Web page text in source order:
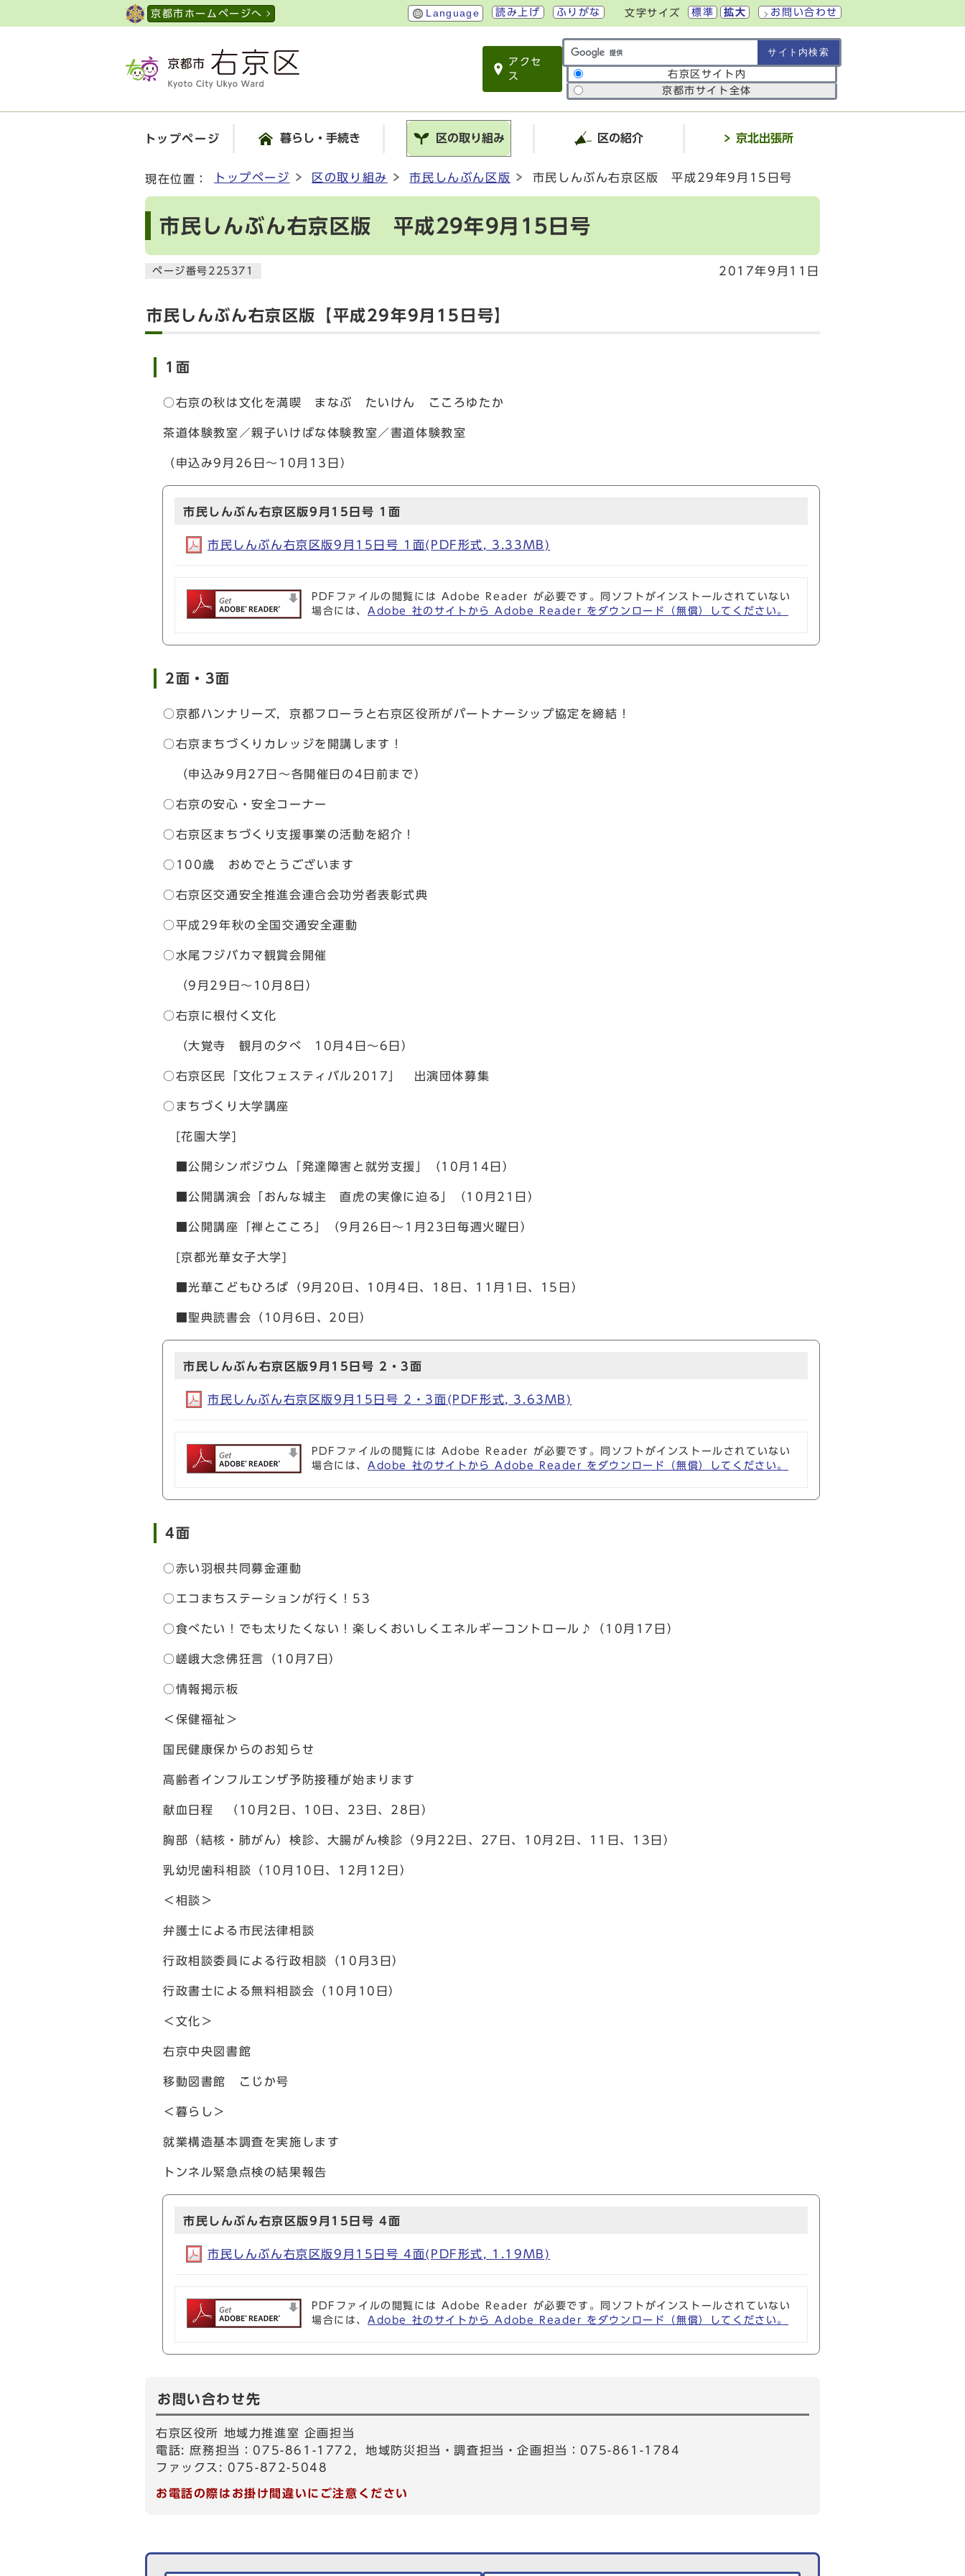
京都市ホームページへ Language 読み上げ ふりがな 文字サイズ 標準 拡大 お問い合わせ
アクセ
ス
サイト内検索の範囲 右京区サイト内
京都市サイト全体
トップページ 暮らし・手続き 区の取り組み 区の紹介 京北出張所
現在位置： トップページ 区の取り組み 市民しんぶん区版 市民しんぶん右京区版 平成29年9月15日号
市民しんぶん右京区版 平成29年9月15日号
ページ番号225371 2017年9月11日
市民しんぶん右京区版【平成29年9月15日号】
1面
○右京の秋は文化を満喫 まなぶ たいけん こころゆたか
茶道体験教室／親子いけばな体験教室／書道体験教室
（申込み9月26日～10月13日）
市民しんぶん右京区版9月15日号 1面
市民しんぶん右京区版9月15日号 1面(PDF形式, 3.33MB)
PDFファイルの閲覧には Adobe Reader が必要です。同ソフトがインストールされていない
場合には、 Adobe 社のサイトから Adobe Reader をダウンロード（無償）してください。
2面・3面
○京都ハンナリーズ，京都フローラと右京区役所がパートナーシップ協定を締結！
○右京まちづくりカレッジを開講します！
（申込み9月27日～各開催日の4日前まで）
○右京の安心・安全コーナー
○右京区まちづくり支援事業の活動を紹介！
○100歳 おめでとうございます
○右京区交通安全推進会連合会功労者表彰式典
○平成29年秋の全国交通安全運動
○水尾フジバカマ観賞会開催
（9月29日～10月8日）
○右京に根付く文化
（大覚寺 観月の夕べ 10月4日～6日）
○右京区民「文化フェスティバル2017」 出演団体募集
○まちづくり大学講座
[花園大学]
■公開シンポジウム「発達障害と就労支援」（10月14日）
■公開講演会「おんな城主 直虎の実像に迫る」（10月21日）
■公開講座「禅とこころ」（9月26日～1月23日毎週火曜日）
[京都光華女子大学]
■光華こどもひろば（9月20日、10月4日、18日、11月1日、15日）
■聖典読書会（10月6日、20日）
市民しんぶん右京区版9月15日号 2・3面
市民しんぶん右京区版9月15日号 2・3面(PDF形式, 3.63MB)
PDFファイルの閲覧には Adobe Reader が必要です。同ソフトがインストールされていない
場合には、 Adobe 社のサイトから Adobe Reader をダウンロード（無償）してください。
4面
○赤い羽根共同募金運動
○エコまちステーションが行く！53
○食べたい！でも太りたくない！楽しくおいしくエネルギーコントロール♪（10月17日）
○嵯峨大念佛狂言（10月7日）
○情報掲示板
＜保健福祉＞
国民健康保からのお知らせ
高齢者インフルエンザ予防接種が始まります
献血日程 （10月2日、10日、23日、28日）
胸部（結核・肺がん）検診、大腸がん検診（9月22日、27日、10月2日、11日、13日）
乳幼児歯科相談（10月10日、12月12日）
＜相談＞
弁護士による市民法律相談
行政相談委員による行政相談（10月3日）
行政書士による無料相談会（10月10日）
＜文化＞
右京中央図書館
移動図書館 こじか号
＜暮らし＞
就業構造基本調査を実施します
トンネル緊急点検の結果報告
市民しんぶん右京区版9月15日号 4面
市民しんぶん右京区版9月15日号 4面(PDF形式, 1.19MB)
PDFファイルの閲覧には Adobe Reader が必要です。同ソフトがインストールされていない
場合には、 Adobe 社のサイトから Adobe Reader をダウンロード（無償）してください。
お問い合わせ先
右京区役所 地域力推進室 企画担当
電話: 庶務担当：075-861-1772，地域防災担当・調査担当・企画担当：075-861-1784
ファックス: 075-872-5048
お電話の際はお掛け間違いにご注意ください